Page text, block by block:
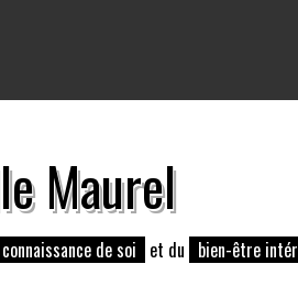
Maurel
de soi et du bien-être